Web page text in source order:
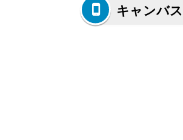
キャンバ